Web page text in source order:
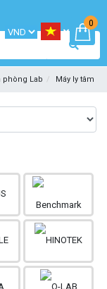
0
phòng Lab Máy ly tâm